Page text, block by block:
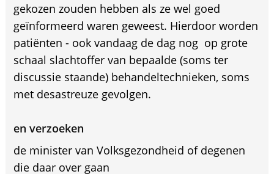
gekozen zouden hebben als ze wel goed
geïnformeerd waren geweest. Hierdoor worden
patiënten - ook vandaag de dag nog  op grote
schaal slachtoffer van bepaalde (soms ter
discussie staande) behandeltechnieken, soms
met desastreuze gevolgen.
en verzoeken
de minister van Volksgezondheid of degenen
die daar over gaan